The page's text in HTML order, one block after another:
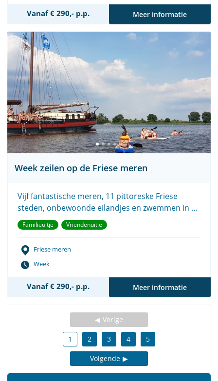
Vanaf € 290,- p.p. Meer informatie
Week zeilen op de Friese meren
Vijf fantastische meren, 11 pittoreske Friese
steden, onbewoonde eilandjes en zwemmen in de
natuur.
Familieuitje Vriendenuitje
Friese meren
Week
Vanaf € 290,- p.p. Meer informatie
Vorige
1 2 3 4 5
Volgende